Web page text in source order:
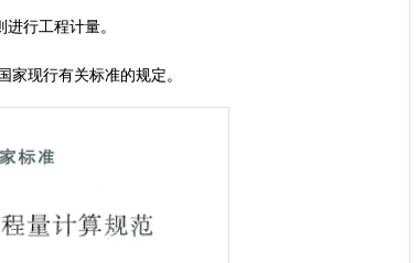
行工程计量。
现行有关标准的规定。